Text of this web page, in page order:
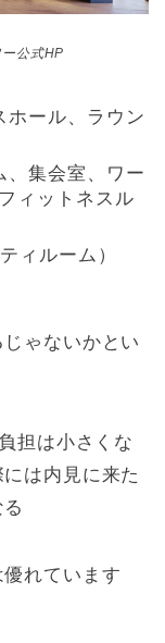
公式HP
ール、ラウン
集会室、ワー
ィットネスル
ィルーム）
ゃないかとい
担は小さくな
は内見に来た
れています